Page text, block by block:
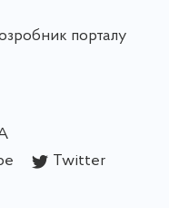
порталу
Twitter